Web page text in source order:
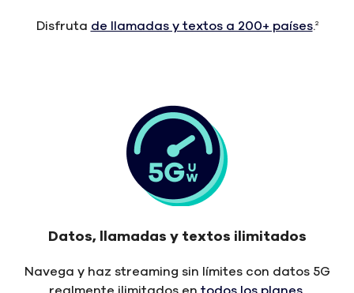
Disfruta de llamadas y textos a 200+ países.2
Datos, llamadas y textos ilimitados
Navega y haz streaming sin límites con datos 5G